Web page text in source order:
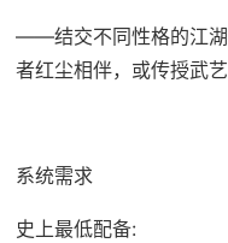
——结交不同性格的江湖
者红尘相伴，或传授武
系统需求
史上最低配备: